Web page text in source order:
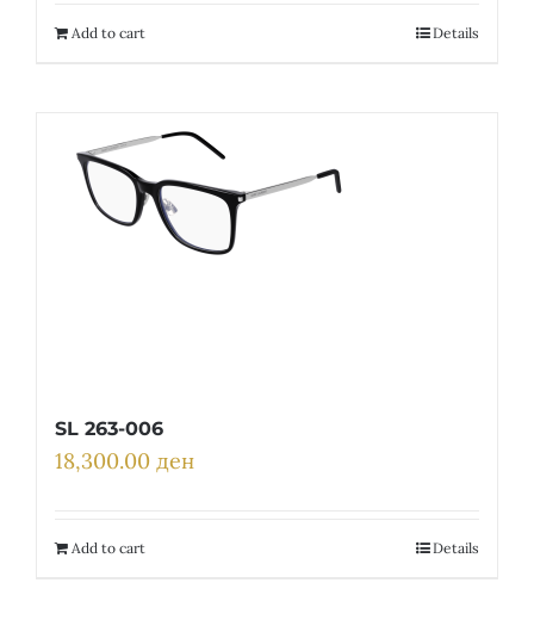
Add to cart Details
SL 263-006
18,300.00 ден
Add to cart Details